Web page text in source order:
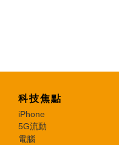
科技焦點
iPhone
5G流動
電腦